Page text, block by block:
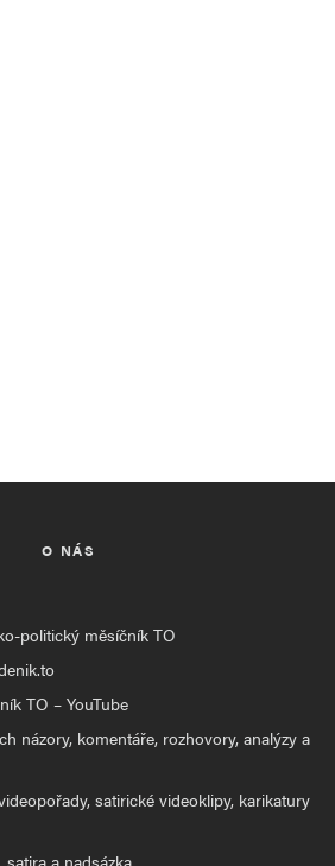
O NÁS
politický měsíčník TO
TO – YouTube
názory, komentáře, rozhovory, analýzy a
satirické videoklipy, karikatury